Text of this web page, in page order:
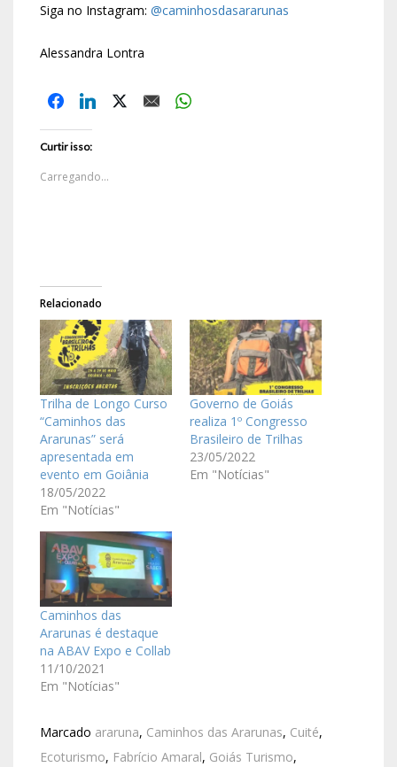
Siga no Instagram: @caminhosdasararunas
Alessandra Lontra
Curtir isso:
Carregando...
Relacionado
Trilha de Longo Curso
“Caminhos das
Ararunas” será
apresentada em
evento em Goiânia
18/05/2022
Em "Notícias"
Governo de Goiás
realiza 1º Congresso
Brasileiro de Trilhas
23/05/2022
Em "Notícias"
Caminhos das
Ararunas é destaque
na ABAV Expo e Collab
11/10/2021
Em "Notícias"
Marcado araruna, Caminhos das Ararunas, Cuité,
Ecoturismo, Fabrício Amaral, Goiás Turismo,